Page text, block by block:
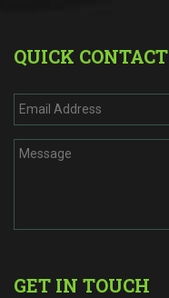
QUICK CONTACT
GET IN TOUCH